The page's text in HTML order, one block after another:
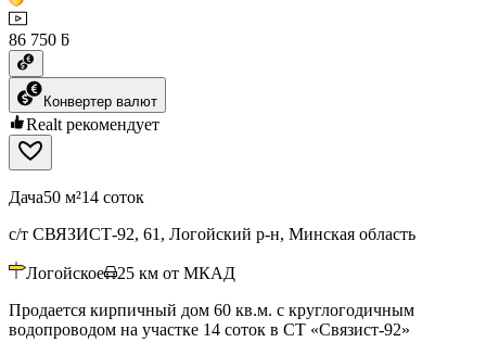
86 750 ƃ
Конвертер валют
Realt рекомендует
Дача50 м²14 соток
с/т СВЯЗИСТ-92, 61, Логойский р-н, Минская область
Логойское 25 км от МКАД
Продается кирпичный дом 60 кв.м. с круглогодичным
водопроводом на участке 14 соток в СТ «Связист-92»